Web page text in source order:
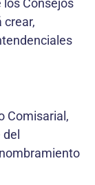
los Consejos
crear,
Comisarial,